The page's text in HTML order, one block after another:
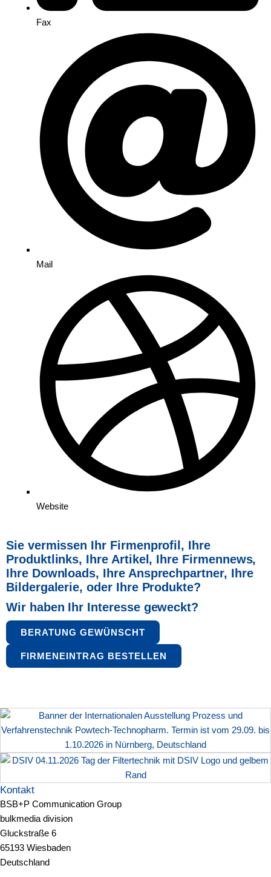
Fax
Mail
Website
Sie vermissen Ihr Firmenprofil, Ihre
Produktlinks, Ihre Artikel, Ihre Firmennews,
Ihre Downloads, Ihre Ansprechpartner, Ihre
Bildergalerie, oder Ihre Produkte?
Wir haben Ihr Interesse geweckt?
BERATUNG GEWÜNSCHT
FIRMENEINTRAG BESTELLEN
Kontakt
BSB+P Communication Group
bulkmedia division
Gluckstraße 6
65193 Wiesbaden
Deutschland